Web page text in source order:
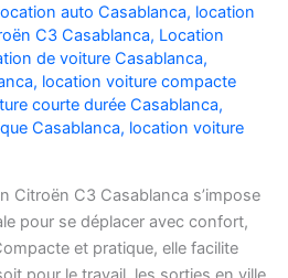
auto Casablanca, location
C3 Casablanca, Location
de voiture Casablanca,
, location voiture compacte
courte durée Casablanca,
Casablanca, location voiture
Citroën C3 Casablanca s’impose
pour se déplacer avec confort,
et pratique, elle facilite